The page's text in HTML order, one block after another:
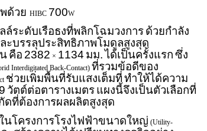
ด้วย HIBC 700W
ล์ระดับเรือธงที่พลิกโฉมวงการด้วยกำลัง
ะบรรลุประสิทธิภาพโมดูลสูงสุด
คือ 2382 × 1134 มม.ได้เป็นครั้งแรกซึ่ง
Interdigitated Back-Contact) ที่รวมข้อดีของ
ช่วยเพิ่มพื้นที่รับแสงเต็มที่ทำให้ได้ความ
วัตต์ต่อตารางเมตรแผงนี้จึงเป็นตัวเลือกที่
ที่ต้องการผลผลิตสูงสุด
นโครงการโรงไฟฟ้าขนาดใหญ่ (Utility-